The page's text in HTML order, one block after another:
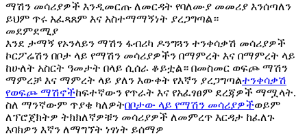
ማሽን መሳሪያዎች እንዲመርጡ ለመርዳት የባለሙያ መመሪያ እንሰጣለን
ይህም ጥሩ አፈጻጸም እና አስተማማኝነት ያረጋግጣል።
መደምደሚያ
እንደ ታማኝ የኦንላይን ማሽን ፋብሪካ ዶንግጓን ተንቀሳቃሽ መሳሪያዎች
ኮርፖሬሽን በቦታ ላይ የማሽን መሳሪያዎችን በማምረት እና በማምረት ላይ
ከሁለት አስርት ዓመታት በላይ ሲሰራ ቆይቷል። በመስመር ወፍጮ ማሽን
ማምረቻ እና ማምረት ላይ ያለን እውቀት የእኛን ያረጋግጣልተንቀሳቃሽ
የወፍጮ ማሽኖችከፍተኛውን የጥራት እና የአፈፃፀም ደረጃዎች ማሟላት.
ስለ ማንኛውም ጥያቄ ካለዎትበቦታው ላይ የማሽን መሳሪያዎችወይም
ለፕሮጀክትዎ ትክክለኛዎቹን መሳሪያዎች ለመምረጥ እርዳታ ከፈለጉ
እባክዎን እኛን ለማግኘት ነፃነት ይሰማዎ